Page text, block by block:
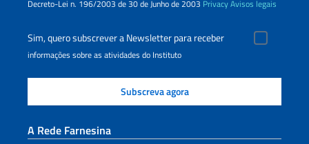
Decreto-Lei n. 196/2003 de 30 de Junho de 2003 PrivacyAvisos legais
Sim, quero subscrever a Newsletter para receber
informações sobre as atividades do Instituto
A Rede Farnesina